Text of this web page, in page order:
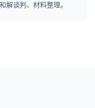
解谈判、材料整理。